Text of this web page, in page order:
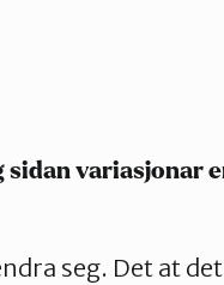
sidan variasjonar
seg. Det at